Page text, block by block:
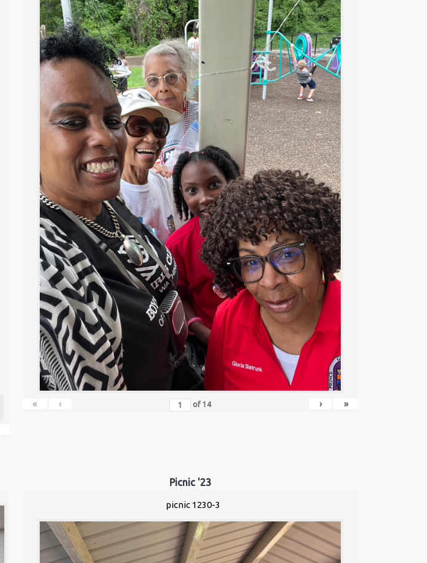
« ‹ of 14 › »
Picnic '23
picnic 1230-3